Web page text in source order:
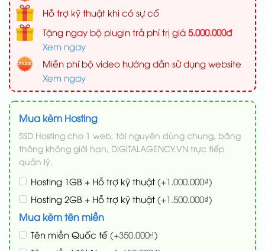
Hỗ trợ kỹ thuật khi có sự cố
Tặng ngay bộ plugin trả phí trị giá 5.000.000đ
Xem ngay
Miễn phí bộ video hướng dẫn sử dụng website
Xem ngay
Mua kèm Hosting
SSD Hosting cho 1 web, tài nguyên dùng chung, băng
thông không giới hạn, DIGITALAGENCY.VN trực tiếp
quản lý.
Hosting 1GB + Hỗ trợ kỹ thuật (+1.000.000₫)
Hosting 2GB + Hỗ trợ kỹ thuật (+1.500.000₫)
Mua kèm tên miền
Tên miền Quốc tế (+350.000₫)